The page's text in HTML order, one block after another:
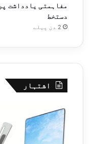
مفاہمتی یادداشت پر
دستخط
2 دن پہلے
اشتہار